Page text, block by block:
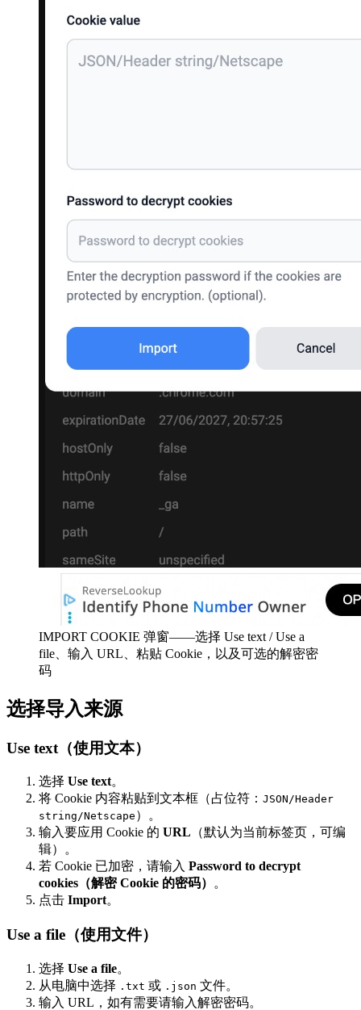
IMPORT COOKIE 弹窗——选择 Use text / Use a
file、输入 URL、粘贴 Cookie，以及可选的解密密
码
选择导入来源
Use text（使用文本）
选择 Use text。
将 Cookie 内容粘贴到文本框（占位符： JSON/Header
string/Netscape ）。
输入要应用 Cookie 的 URL （默认为当前标签页，可编
辑）。
若 Cookie 已加密，请输入 Password to decrypt
cookies（解密 Cookie 的密码）
。
点击 Import。
Use a file（使用文件）
选择 Use a file。
从电脑中选择 .txt 或 .json 文件。
输入 URL，如有需要请输入解密密码。